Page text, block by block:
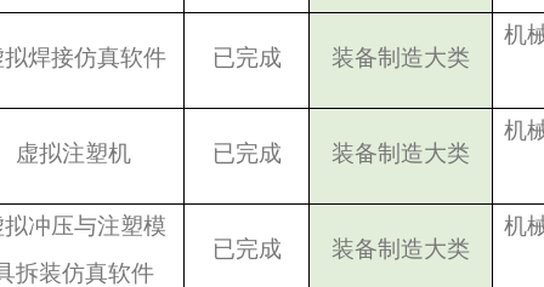
焊接仿真软件 已完成 装备制造大类
机
虚拟注塑机 已完成 装备制造大类
机
冲压与注塑模
拆装仿真软件
已完成 装备制造大类
机